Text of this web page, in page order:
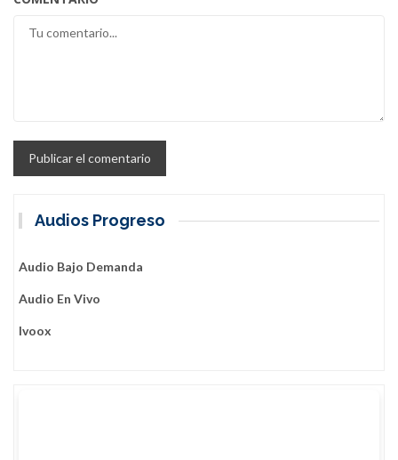
Audios Progreso
Audio Bajo Demanda
Audio En Vivo
Ivoox